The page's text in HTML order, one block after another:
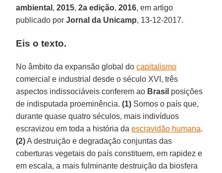
ambiental ,2015, 2a edição, 2016, em artigo
publicado porJornal da Unicamp, 13-12-2017.
Eis o texto.
No âmbito da expansão global docapitalismo
comercial e industrial desde o século XVI, três
aspectos indissociáveis conferem ao Brasil posições
de indisputada proeminência.(1) Somos o país que,
durante quase quatro séculos, mais indivíduos
escravizou em toda a história daescravidão humana.
(2)A destruição e degradação conjuntas das
coberturas vegetais do país constituem, em rapidez e
em escala, a mais fulminante destruição da biosfera